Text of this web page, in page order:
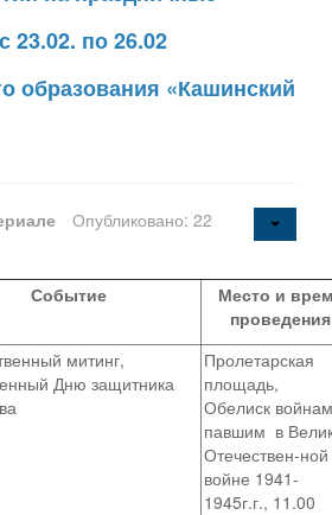
по 26.02
образования «Кашинский
Опубликовано: 22
Событие
Место и
проведения
митинг,
Дню защитника
Пролетарская
площадь,
Обелиск
павшим в
Отечествен-ной
войне 1941-
1945г.г., 11.00